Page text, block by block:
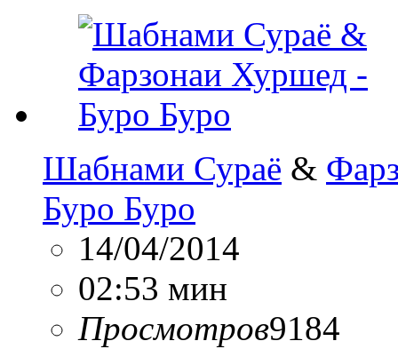
Шабнами Сураё &
Буро Буро
14/04/2014
02:53 мин
Просмотров9184